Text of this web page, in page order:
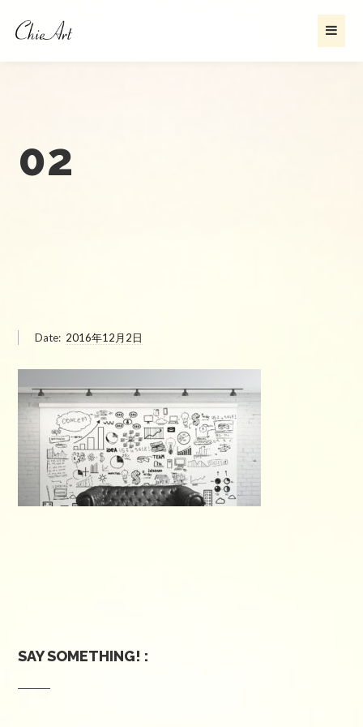
02
Date: 2016年12月2日
SAY SOMETHING! :